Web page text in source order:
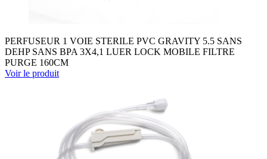
PERFUSEUR 1 VOIE STERILE PVC GRAVITY 5.5 SANS
DEHP SANS BPA 3X4,1 LUER LOCK MOBILE FILTRE
PURGE 160CM
Voir le produit